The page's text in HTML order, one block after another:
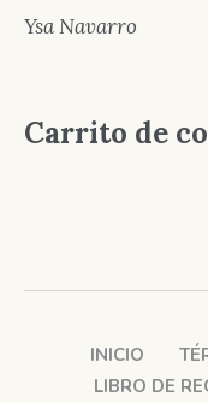
Ysa Navarro
Carrito de
INICIO
LIBRO DE